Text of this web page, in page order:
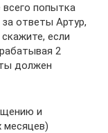
попытка
ответы Артур,
если
2
должен
и
месяцев)